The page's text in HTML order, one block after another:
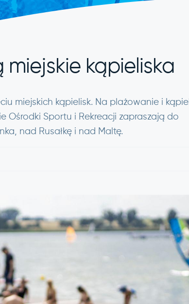
kąpieliska
miejskich kąpielisk. Na plażowanie i kąpiel
Ośrodki Sportu i Rekreacji zapraszają do
nad Rusałkę i nad Maltę.